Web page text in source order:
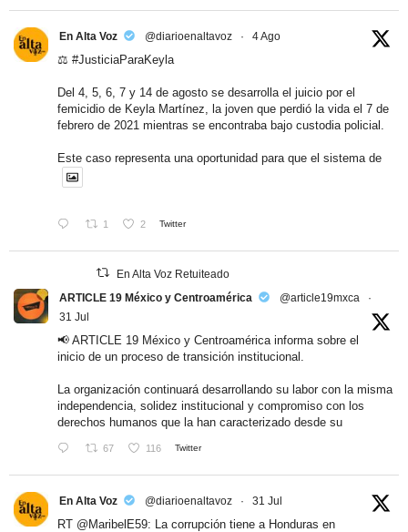
En Alta Voz @diarioenaltavoz · 4 Ago
⚖️ #JusticiaParaKeyla
Del 4, 5, 6, 7 y 14 de agosto se desarrolla el juicio por el
femicidio de Keyla Martínez, la joven que perdió la vida el 7 de
febrero de 2021 mientras se encontraba bajo custodia policial.
Este caso representa una oportunidad para que el sistema de
1 2 Twitter
En Alta Voz Retuiteado
ARTICLE 19 México y Centroamérica
@article19mxca
·
31 Jul
📢 ARTICLE 19 México y Centroamérica informa sobre el
inicio de un proceso de transición institucional.
La organización continuará desarrollando su labor con la misma
independencia, solidez institucional y compromiso con los
derechos humanos que la han caracterizado desde su
67 116 Twitter
En Alta Voz @diarioenaltavoz · 31 Jul
RT @MaribelE59: La corrupción tiene a Honduras en